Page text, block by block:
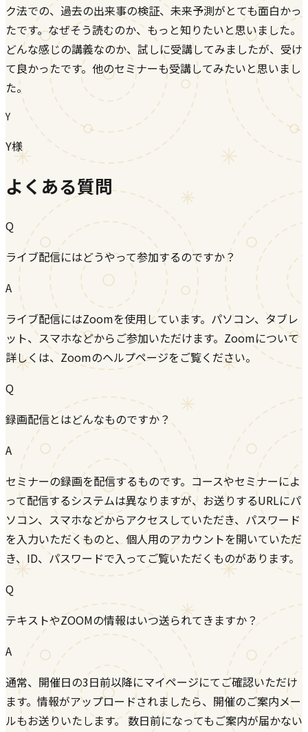
ク法での、過去の出来事の検証、未来予測がとても面白かっ
たです。なぜそう読むのか、もっと知りたいと思いました。
どんな感じの講義なのか、試しに受講してみましたが、受け
て良かったです。他のセミナーも受講してみたいと思いまし
た。
Y
Y様
よくある質問
Q
ライブ配信にはどうやって参加するのですか？
A
ライブ配信にはZoomを使用しています。パソコン、タブレ
ット、スマホなどからご参加いただけます。Zoomについて
詳しくは、Zoomのヘルプページをご覧ください。
Q
録画配信とはどんなものですか？
A
セミナーの録画を配信するものです。コースやセミナーによ
って配信するシステムは異なりますが、お送りするURLにパ
ソコン、スマホなどからアクセスしていただき、パスワード
を入力いただくものと、個人用のアカウントを開いていただ
き、ID、パスワードで入ってご覧いただくものがあります。
Q
テキストやZOOMの情報はいつ送られてきますか？
A
通常、開催日の3日前以降にマイページにてご確認いただけ
ます。情報がアップロードされましたら、開催のご案内メー
ルもお送りいたします。 数日前になってもご案内が届かない